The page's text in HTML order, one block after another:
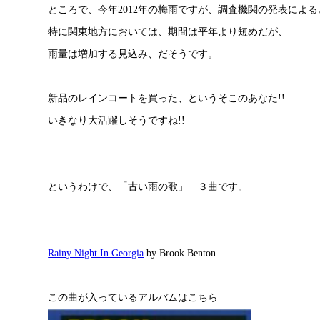
ところで、今年2012年の梅雨ですが、調査機関の発表によ
特に関東地方においては、期間は平年より短めだが、
雨量は増加する見込み、だそうです。
新品のレインコートを買った、というそこのあなた!!
いきなり大活躍しそうですね!!
というわけで、「古い雨の歌」 ３曲です。
Rainy Night In Georgia by Brook Benton
この曲が入っているアルバムはこちら